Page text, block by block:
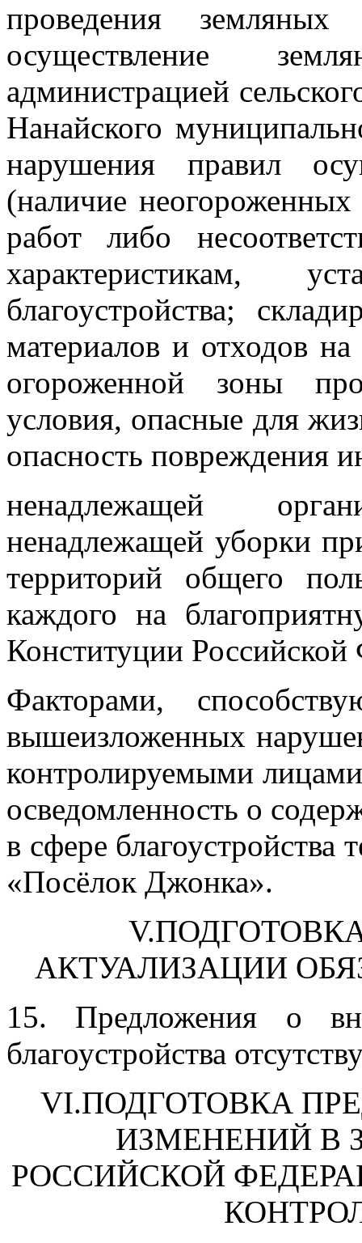
проведения
осуществление
администрацией
Нанайского
нарушения правил
(наличие неогороженных
работ либо
характеристикам,
благоустройства;
материалов и отходов
огороженной зоны
условия, опасные для
опасность повреждения
ненадлежащей
ненадлежащей уборки
территорий общего
каждого на
Конституции
Факторами,
вышеизложенных
контролируемыми
осведомленность о
в сфере благоустройства
«Посёлок Джонка».
АКТУАЛИЗАЦИИ
15. Предложения о
благоустройства
VI.ПОДГОТОВКА
ИЗМЕНЕНИЙ В
РОССИЙСКОЙ